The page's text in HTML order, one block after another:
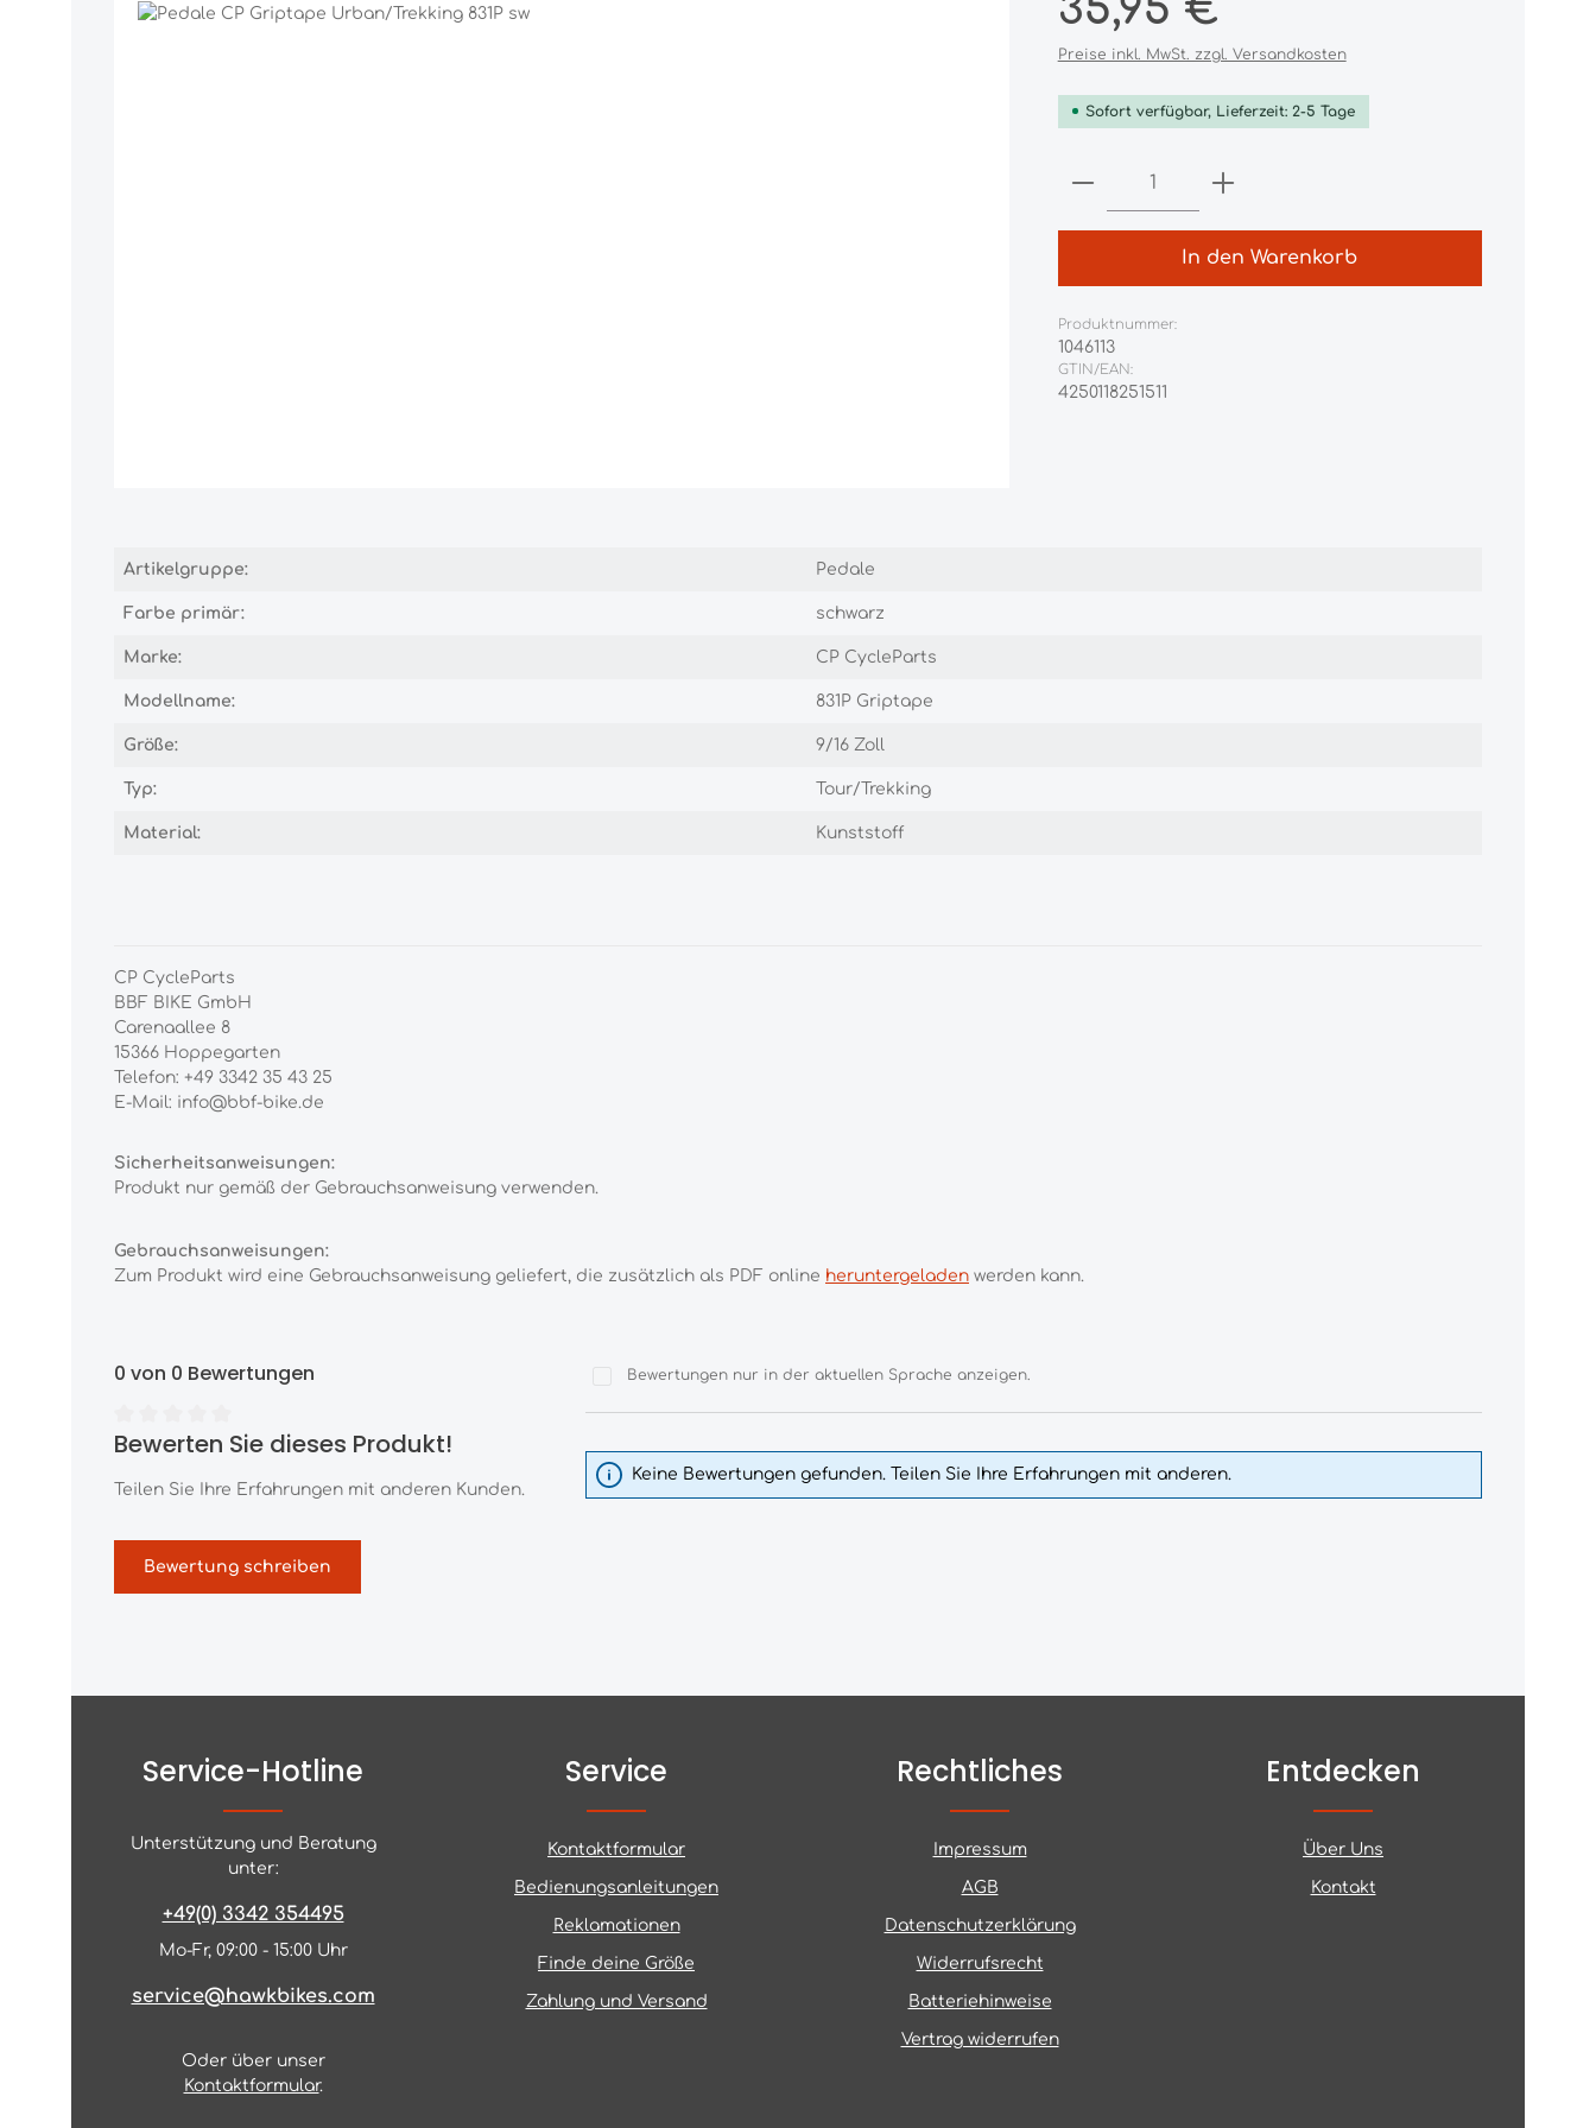
Preise inkl. MwSt. zzgl. Versandkosten
Sofort verfügbar, Lieferzeit: 2-5 Tage
Produkt Anzahl: Gib den
In den Warenkorb
Produktnummer:
1046113
GTIN/EAN:
4250118251511
Artikelgruppe: Pedale
Farbe primär: schwarz
Marke: CP CycleParts
Modellname: 831P Griptape
Größe: 9/16 Zoll
Typ: Tour/Trekking
Material: Kunststoff
CP CycleParts
BBF BIKE GmbH
Carenaallee 8
15366 Hoppegarten
Telefon: +49 3342 35 43 25
E-Mail: info@bbf-bike.de
Sicherheitsanweisungen:
Produkt nur gemäß der Gebrauchsanweisung verwenden.
Gebrauchsanweisungen:
Zum Produkt wird eine Gebrauchsanweisung geliefert, die zusätzlich als PDF online heruntergeladen werden kann.
0 von 0 Bewertungen
Durchschnittliche Bewertung von 0 von 5 Sternen
Bewerten Sie dieses Produkt!
Teilen Sie Ihre Erfahrungen mit anderen Kunden.
Bewertung schreiben
Bewertungen nur in der aktuellen Sprache anzeigen.
Keine Bewertungen gefunden. Teilen Sie Ihre Erfahrungen mit anderen.
Service-Hotline
Unterstützung und Beratung
unter:
+49(0) 3342 354495
Mo-Fr, 09:00 - 15:00 Uhr
service@hawkbikes.com
Oder über unser
Kontaktformular.
Service
Kontaktformular
Bedienungsanleitungen
Reklamationen
Finde deine Größe
Zahlung und Versand
Rechtliches
Impressum
AGB
Datenschutzerklärung
Widerrufsrecht
Batteriehinweise
Vertrag widerrufen
Entdecken
Über Uns
Kontakt